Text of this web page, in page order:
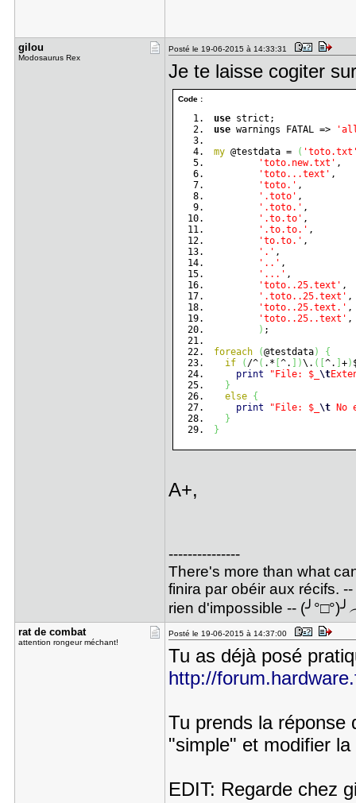
gilou
Modosaurus Rex
Posté le 19-06-2015 à 14:33:31
Je te laisse cogiter
Code :
use strict;
use warnings FATAL =>
my @testdata = (
'toto.new.txt' ,
'toto...text' ,
'toto.' ,
'.toto' ,
'.toto.' ,
'.to.to' ,
'.to.to.' ,
'to.to.' ,
'.' ,
'..' ,
'...' ,
'toto..25.text' ,
'.toto..25.text' ,
'toto..25.text.' ,
'toto..25..text' ,
) ;
foreach
(@testdata)
{
if
( /^( .* ^. )\. ( ^. +)
print
"File: $_ \t
}
else {
print
"File: $_ \t No
}
}
A+,
---------------
There's more than what
finira par obéir aux récifs.
rien d'impossible --
rat de com​bat
attention rongeur méchant!
Posté le 19-06-2015 à 14:37:00
Tu as déjà posé
http://
Tu prends la réponse
"simple" et modifier
EDIT: Regarde chez